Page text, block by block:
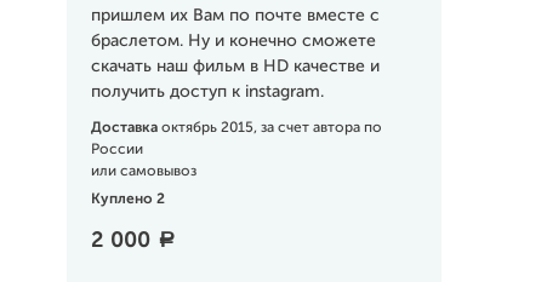
пришлем их Вам по почте вместе с
браслетом. Ну и конечно сможете
скачать наш фильм в HD качестве и
получить доступ к instagram.
Доставка октябрь 2015, за счет автора по
России
или самовывоз
Куплено 2
2 000 a